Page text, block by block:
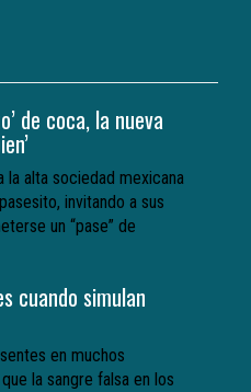
de coca, la nueva
alta sociedad mexicana
invitando a sus
un “pase” de
cuando simulan
en muchos
la sangre falsa en los